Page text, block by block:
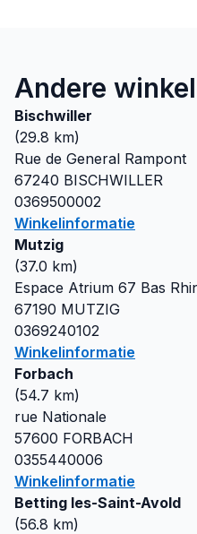
Andere
Bischwiller
(29.8 km)
Rue de General Rampont
67240 BISCHWILLER
0369500002
Winkelinformatie
Mutzig
(37.0 km)
Espace Atrium 67 Bas
67190 MUTZIG
0369240102
Winkelinformatie
Forbach
(54.7 km)
rue Nationale
57600 FORBACH
0355440006
Winkelinformatie
Betting les-Saint-Avold
(56.8 km)